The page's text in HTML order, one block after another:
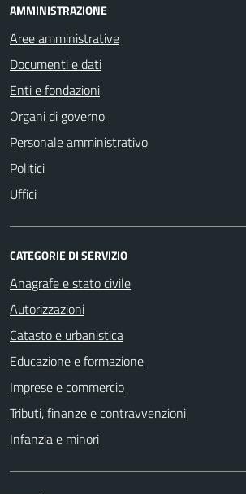
AMMINISTRAZIONE
Aree amministrative
Documenti e dati
Enti e fondazioni
Organi di governo
Personale amministrativo
Politici
Uffici
CATEGORIE DI SERVIZIO
Anagrafe e stato civile
Autorizzazioni
Catasto e urbanistica
Educazione e formazione
Imprese e commercio
Tributi, finanze e contravvenzioni
Infanzia e minori